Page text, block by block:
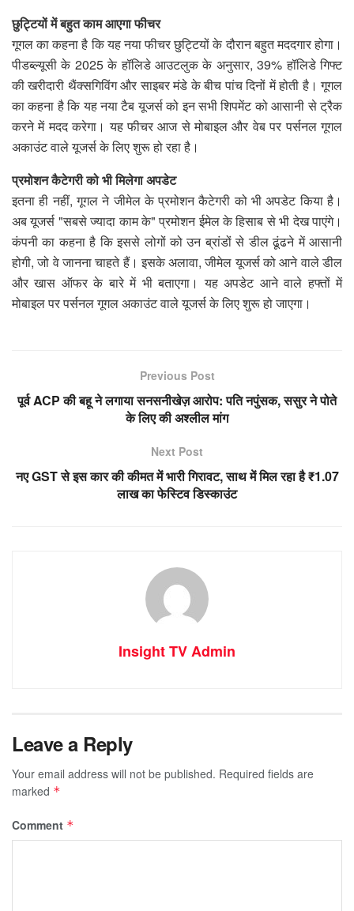
छुट्टियों में बहुत काम आएगा फीचर
गूगल का कहना है कि यह नया फीचर छुट्टियों के दौरान बहुत मददगार होगा।
पीडब्ल्यूसी के 2025 के हॉलिडे आउटलुक के अनुसार, 39% हॉलिडे गिफ्ट
की खरीदारी थैंक्सगिविंग और साइबर मंडे के बीच पांच दिनों में होती है। गूगल
का कहना है कि यह नया टैब यूजर्स को इन सभी शिपमेंट को आसानी से ट्रैक
करने में मदद करेगा। यह फीचर आज से मोबाइल और वेब पर पर्सनल गूगल
अकाउंट वाले यूजर्स के लिए शुरू हो रहा है।
प्रमोशन कैटेगरी को भी मिलेगा अपडेट
इतना ही नहीं, गूगल ने जीमेल के प्रमोशन कैटेगरी को भी अपडेट किया है।
अब यूजर्स "सबसे ज्यादा काम के" प्रमोशन ईमेल के हिसाब से भी देख पाएंगे।
कंपनी का कहना है कि इससे लोगों को उन ब्रांडों से डील ढूंढने में आसानी
होगी, जो वे जानना चाहते हैं। इसके अलावा, जीमेल यूजर्स को आने वाले डील
और खास ऑफर के बारे में भी बताएगा। यह अपडेट आने वाले हफ्तों में
मोबाइल पर पर्सनल गूगल अकाउंट वाले यूजर्स के लिए शुरू हो जाएगा।
Previous Post
पूर्व ACP की बहू ने लगाया सनसनीखेज़ आरोप: पति नपुंसक, ससुर ने पोते
के लिए की अश्लील मांग
Next Post
नए GST से इस कार की कीमत में भारी गिरावट, साथ में मिल रहा है ₹1.07
लाख का फेस्टिव डिस्काउंट
Insight TV Admin
Leave a Reply
Your email address will not be published. Required fields are
marked *
Comment *